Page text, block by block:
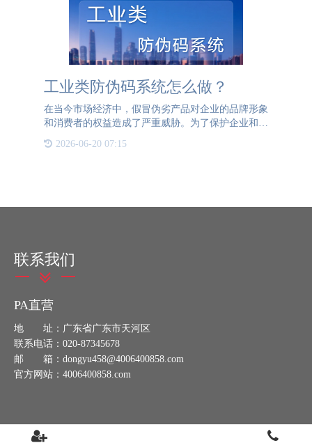
工业类防伪码系统怎么做？
在当今市场经济中，假冒伪劣产品对企业的品牌形象
和消费者的权益造成了严重威胁。为了保护企业和消
费者的利益，工业类防伪码系统的应用变得尤为重
要。那么，如何打造一个高效可靠的工业类防伪码系
2026-06-20 07:15
联系我们
PA直营
地 址：广东省广东市天河区
联系电话：020-87345678
邮 箱：dongyu458@4006400858.com
官方网站：4006400858.com